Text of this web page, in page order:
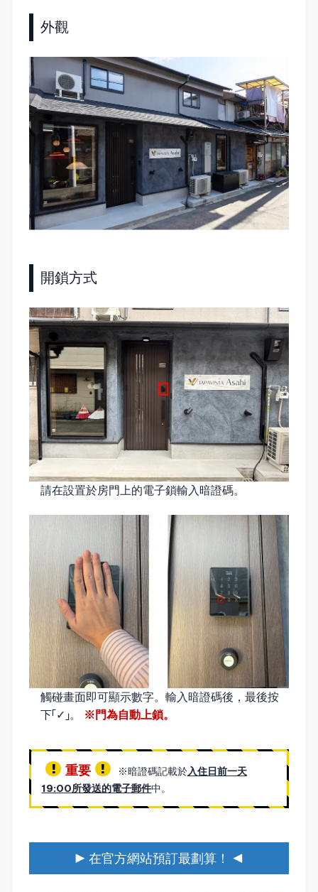
外觀
開鎖方式
請在設置於房門上的電子鎖輸入暗證碼。
觸碰畫面即可顯示數字。輸入暗證碼後，最後按
下「✓」。
※門為自動上鎖。
重要 ※暗證碼記載於入住日前一天
19:00所發送的電子郵件中。
▶ 在官方網站預訂最劃算！ ◀